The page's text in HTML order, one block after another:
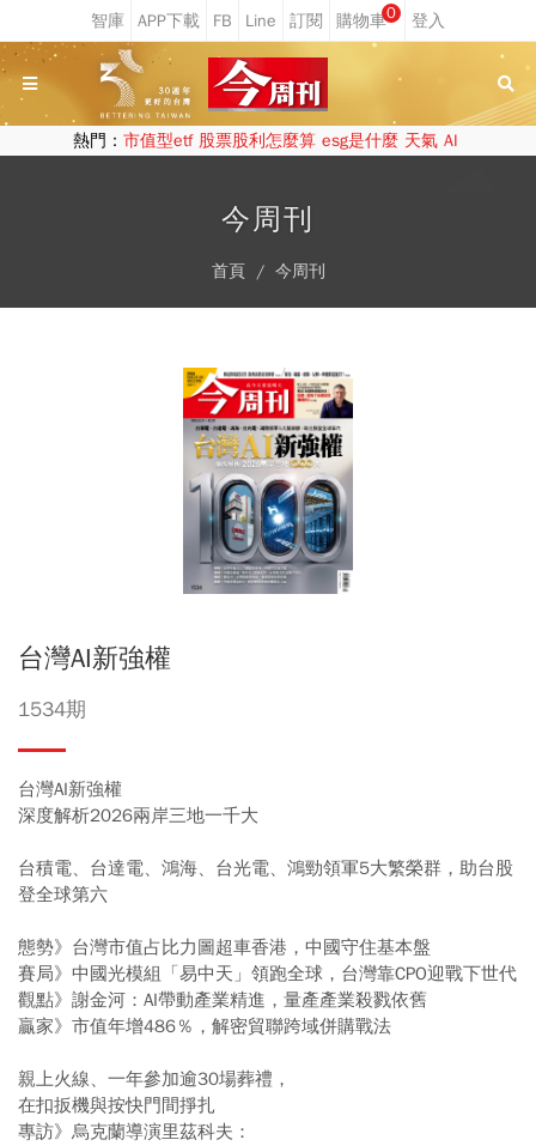
0
熱門： 市值型etf 股票股利怎麼算 esg是什麼 天氣 AI
今周刊
首頁 今周刊
台灣AI新強權
1534期
台灣AI新強權
深度解析2026兩岸三地一千大
台積電、台達電、鴻海、台光電、鴻勁領軍5大繁榮群，助台股
登全球第六
態勢》台灣市值占比力圖超車香港，中國守住基本盤
賽局》中國光模組「易中天」領跑全球，台灣靠CPO迎戰下世代
觀點》謝金河：AI帶動產業精進，量產產業殺戮依舊
贏家》市值年增486％，解密貿聯跨域併購戰法
親上火線、一年參加逾30場葬禮，
在扣扳機與按快門間掙扎
專訪》烏克蘭導演里茲科夫：